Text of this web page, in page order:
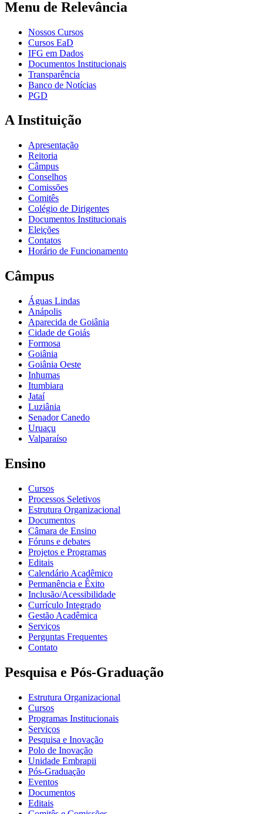
Menu de Relevância
Nossos Cursos
Cursos EaD
IFG em Dados
Documentos Institucionais
Transparência
Banco de Notícias
PGD
A Instituição
Apresentação
Reitoria
Câmpus
Conselhos
Comissões
Comitês
Colégio de Dirigentes
Documentos Institucionais
Eleições
Contatos
Horário de Funcionamento
Câmpus
Águas Lindas
Anápolis
Aparecida de Goiânia
Cidade de Goiás
Formosa
Goiânia
Goiânia Oeste
Inhumas
Itumbiara
Jataí
Luziânia
Senador Canedo
Uruaçu
Valparaíso
Ensino
Cursos
Processos Seletivos
Estrutura Organizacional
Documentos
Câmara de Ensino
Fóruns e debates
Projetos e Programas
Editais
Calendário Acadêmico
Permanência e Êxito
Inclusão/Acessibilidade
Currículo Integrado
Gestão Acadêmica
Serviços
Perguntas Frequentes
Contato
Pesquisa e Pós-Graduação
Estrutura Organizacional
Cursos
Programas Institucionais
Serviços
Pesquisa e Inovação
Polo de Inovação
Unidade Embrapii
Pós-Graduação
Eventos
Documentos
Editais